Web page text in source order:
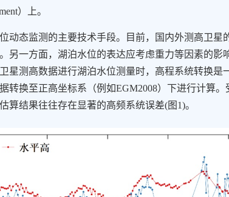
）上。
监测的主要技术手段。目前，国内外测高卫星
另一方面，湖泊水位的表达应考虑重力等因素的影
星测高数据进行湖泊水位测量时，高程系统转换是
转换至正高坐标系（例如EGM2008）下进行计算。
算结果往往存在显著的高频系统误差(图1)。